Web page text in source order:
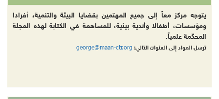
يتوجه مركز معاً إلى جميع المهتمين بقضايا البيئة والتنمية، أفرادا
ومؤسسات، أطفالا وأندية بيئية، للمساهمة في الكتابة لهذه المجلة
المحكّمة علمياً.
ترسل المواد إلى العنوان التالي: george@maan-ctr.org